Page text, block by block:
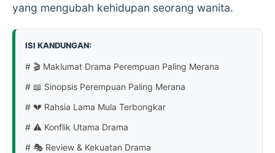
yang mengubah kehidupan seorang wanita.
ISI KANDUNGAN:
# 🎬 Maklumat Drama Perempuan Paling Merana
# 📖 Sinopsis Perempuan Paling Merana
# 💔 Rahsia Lama Mula Terbongkar
# ⚠️ Konflik Utama Drama
# 🎭 Review & Kekuatan Drama